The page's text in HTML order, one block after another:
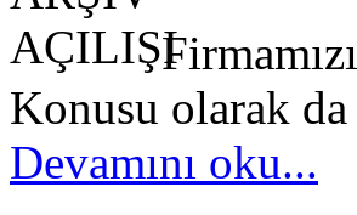
Konusu olarak
Devamını oku...